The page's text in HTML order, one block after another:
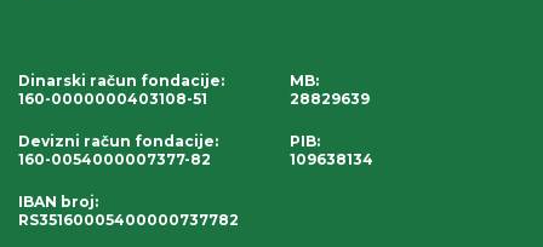
Dinarski račun fondacije:
160-0000000403108-51
Devizni račun fondacije:
160-0054000007377-82
IBAN broj:
RS35160005400000737782
MB:
28829639
PIB:
109638134